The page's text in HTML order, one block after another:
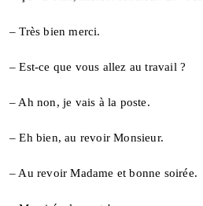
– Très bien merci.
– Est-ce que vous allez au travail ?
– Ah non, je vais à la poste.
– Eh bien, au revoir Monsieur.
– Au revoir Madame et bonne soirée.